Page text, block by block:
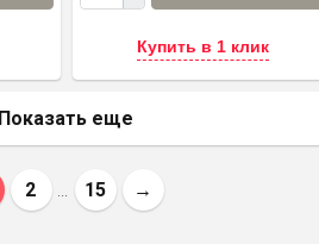
Купить в 1 клик
Показать еще
2 ... 15 →